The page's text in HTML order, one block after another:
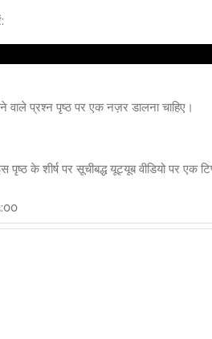
प्रश्न पृष्ठ पर एक नज़र डालना चाहिए।
के शीर्ष पर सूचीबद्ध यूट्यूब वीडियो पर एक